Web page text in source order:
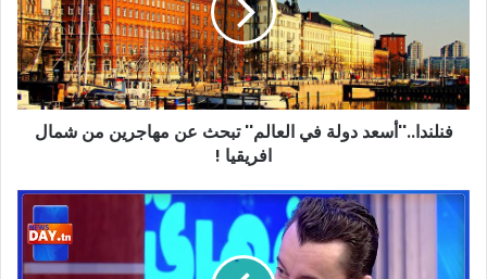
عن
مهاجرين
من
شمال
افريقيا
فنلندا..''أسعد دولة في العالم'' تبحث عن مهاجرين من شمال
افريقيا !
عاجل/
قرار
جديد